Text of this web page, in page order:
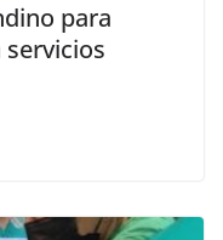
para